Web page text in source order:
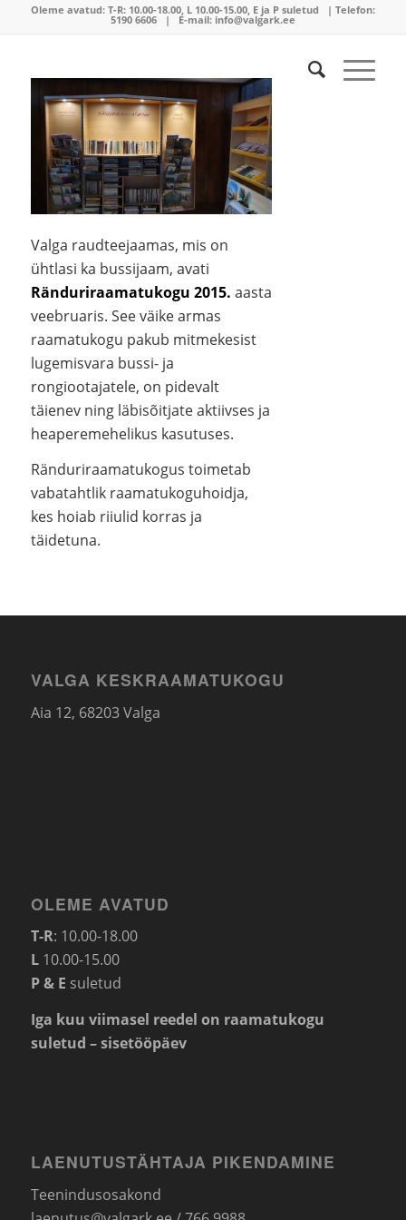
Oleme avatud: T-R: 10.00-18.00, L 10.00-15.00, E ja P suletud | Telefon:
5190 6606| E-mail: info@valgark.ee
Valga raudteejaamas, mis on
ühtlasi ka bussijaam, avati
Ränduriraamatukogu 2015. aasta
veebruaris. See väike armas
raamatukogu pakub mitmekesist
lugemisvara bussi- ja
rongiootajatele, on pidevalt
täienev ning läbisõitjate aktiivses ja
heaperemehelikus kasutuses.
Ränduriraamatukogus toimetab
vabatahtlik raamatukoguhoidja,
kes hoiab riiulid korras ja
täidetuna.
VALGA KESKRAAMATUKOGU
Aia 12, 68203 Valga
OLEME AVATUD
T-R: 10.00-18.00
L10.00-15.00
P & E suletud
Iga kuu viimasel reedel on raamatukogu
suletud – sisetööpäev
LAENUTUSTÄHTAJA PIKENDAMINE
Teenindusosakond